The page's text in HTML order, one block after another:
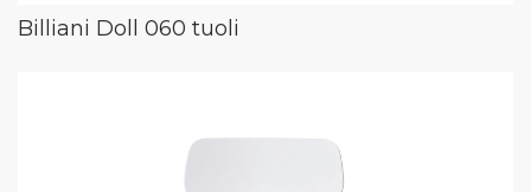
Billiani Doll 060 tuoli